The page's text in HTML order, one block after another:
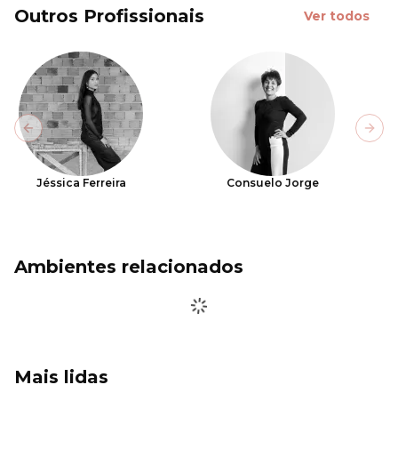
Outros Profissionais Ver todos
Jéssica Ferreira Consuelo Jorge
Previous slide
Ambientes relacionados
Mais lidas